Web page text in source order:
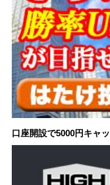
口座開設で5000円キャ